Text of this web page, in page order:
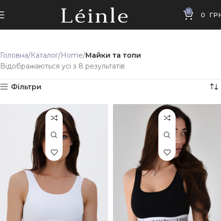
0 0
Головна Каталог Home Майки та топи
Відображаються усі з 8 результатів
Фільтри